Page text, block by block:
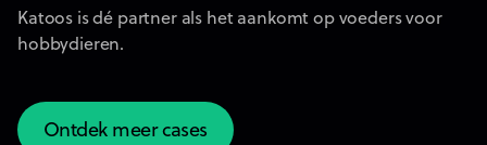
Katoos is dé partner als het aankomt op voeders voor
hobbydieren.
Ontdek meer cases